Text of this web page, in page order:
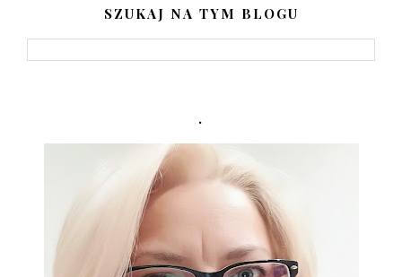
SZUKAJ NA TYM BLOGU
.